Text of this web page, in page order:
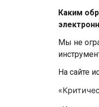
Каким
Мы не
На сайте